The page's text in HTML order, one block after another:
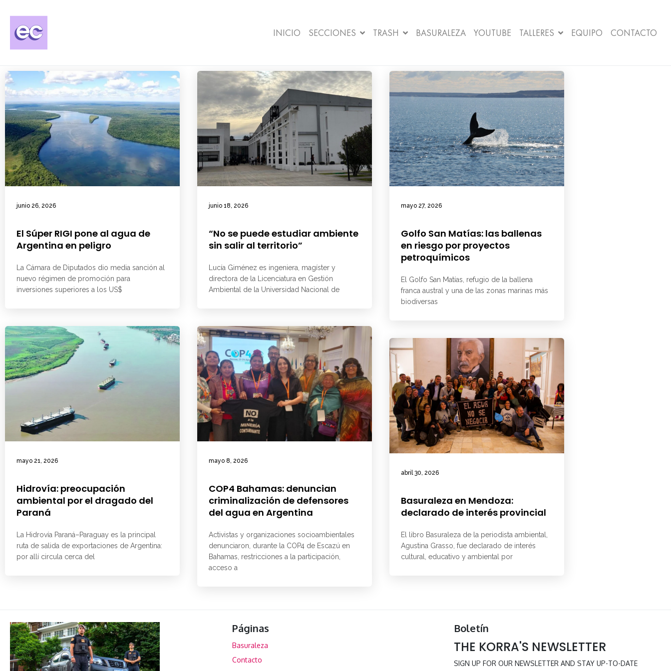
INICIO SECCIONES TRASH BASURALEZA YOUTUBE TALLERES EQUIPO CONTACTO
junio 26, 2026
El Súper RIGI pone al agua de
Argentina en peligro
La Cámara de Diputados dio media sanción al
nuevo régimen de promoción para
inversiones superiores a los US$
junio 18, 2026
“No se puede estudiar ambiente
sin salir al territorio”
Lucía Giménez es ingeniera, magíster y
directora de la Licenciatura en Gestión
Ambiental de la Universidad Nacional de
mayo 27, 2026
Golfo San Matías: las ballenas
en riesgo por proyectos
petroquímicos
El Golfo San Matías, refugio de la ballena
franca austral y una de las zonas marinas más
biodiversas
mayo 21, 2026
Hidrovía: preocupación
ambiental por el dragado del
Paraná
La Hidrovía Paraná–Paraguay es la principal
ruta de salida de exportaciones de Argentina:
por allí circula cerca del
mayo 8, 2026
COP4 Bahamas: denuncian
criminalización de defensores
del agua en Argentina
Activistas y organizaciones socioambientales
denunciaron, durante la COP4 de Escazú en
Bahamas, restricciones a la participación,
acceso a
abril 30, 2026
Basuraleza en Mendoza:
declarado de interés provincial
El libro Basuraleza de la periodista ambiental,
Agustina Grasso, fue declarado de interés
cultural, educativo y ambiental por
Páginas
Basuraleza
Contacto
Boletín
THE KORRA'S NEWSLETTER
SIGN UP FOR OUR NEWSLETTER AND STAY UP-TO-DATE